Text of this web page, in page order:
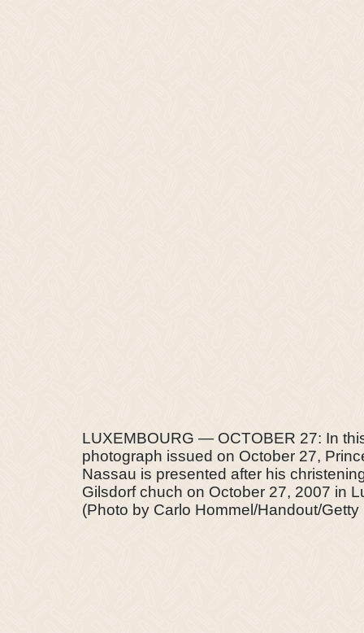
LUXEMBOURG — OCTOBER 27: In
photograph issued on October 27,
Nassau is presented after his
Gilsdorf chuch on October 27, 2007 in
(Photo by Carlo Hommel/Handout/Getty